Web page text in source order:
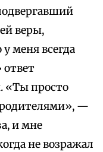
веры,
меня всегда
«Ты просто
родителями», —
и мне
не возражал